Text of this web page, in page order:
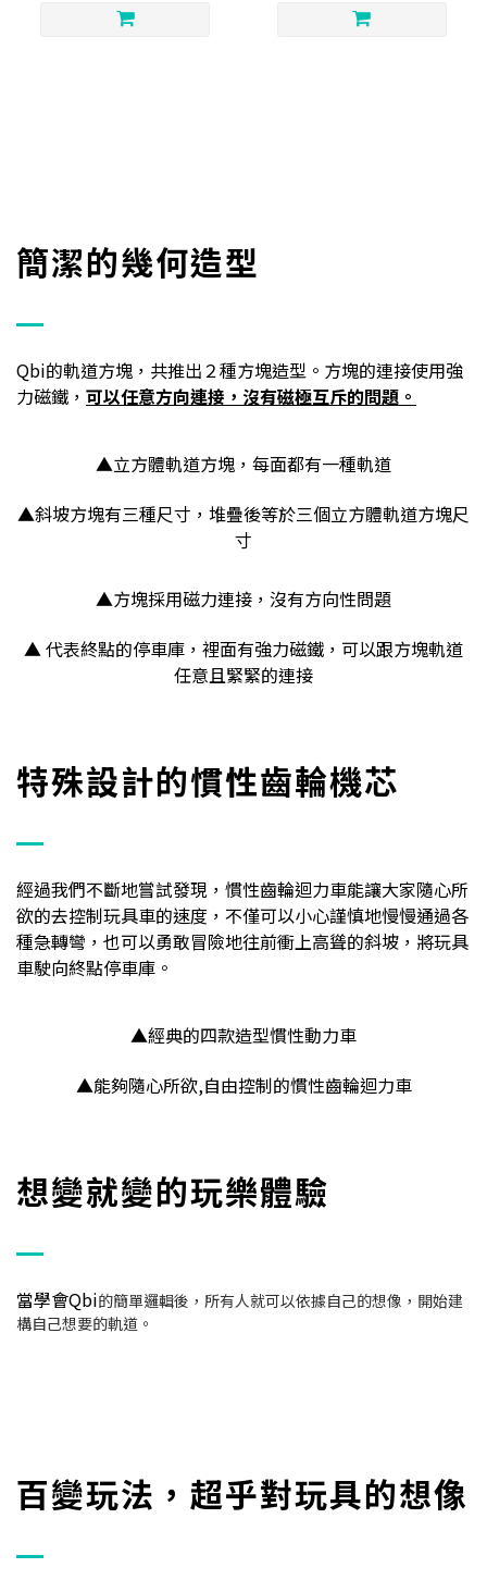
簡潔的幾何造型
Qbi的軌道方塊，共推出２種方塊造型。方塊的連接使用強
力磁鐵， 可以任意方向連接，沒有磁極互斥的問題。
▲立方體軌道方塊，每面都有一種軌道
▲斜坡方塊有三種尺寸，堆疊後等於三個立方體軌道方塊尺
寸
▲方塊採用磁力連接，沒有方向性問題
▲ 代表終點的停車庫，裡面有強力磁鐵，可以跟方塊軌道
任意且緊緊的連接
特殊設計的慣性齒輪機芯
經過我們不斷地嘗試發現，慣性齒輪迴力車能讓大家隨心所
欲的去控制玩具車的速度，不僅可以小心謹慎地慢慢通過各
種急轉彎，也可以勇敢冒險地往前衝上高聳的斜坡，將玩具
車駛向終點停車庫。
▲經典的四款造型慣性動力車
▲能夠隨心所欲,自由控制的慣性齒輪迴力車
想變就變的玩樂體驗
當學會Qbi的簡單邏輯後，所有人就可以依據自己的想像，開始建
構自己想要的軌道。
百變玩法，超乎對玩具的想像